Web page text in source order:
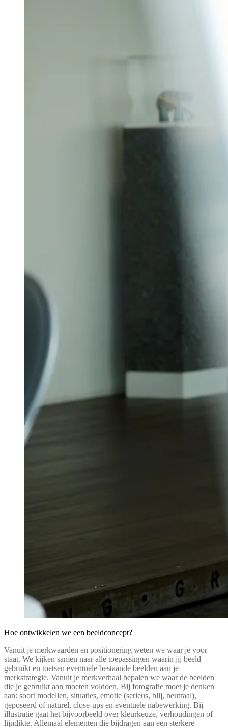
Hoe ontwikkelen we een beeldconcept?
Vanuit je merkwaarden en positionering weten we waar je voor
staat. We kijken samen naar alle toepassingen waarin jij beeld
gebruikt en toetsen eventuele bestaande beelden aan je
merkstrategie. Vanuit je merkverhaal bepalen we waar de beelden
die je gebruikt aan moeten voldoen. Bij fotografie moet je denken
aan: soort modellen, situaties, emotie (serieus, blij, neutraal),
geposeerd of naturel, close-ups en eventuele nabewerking. Bij
illustratie gaat het bijvoorbeeld over kleurkeuze, verhoudingen of
lijndikte. Allemaal elementen die bijdragen aan een sterkere